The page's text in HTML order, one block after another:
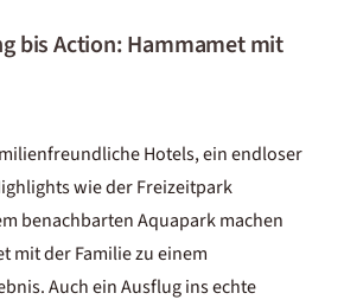
bis Action: Hammamet mit
Hotels, ein endloser
wie der Freizeitpark
benachbarten Aquapark machen
mit der Familie zu einem
Auch ein Ausflug ins echte